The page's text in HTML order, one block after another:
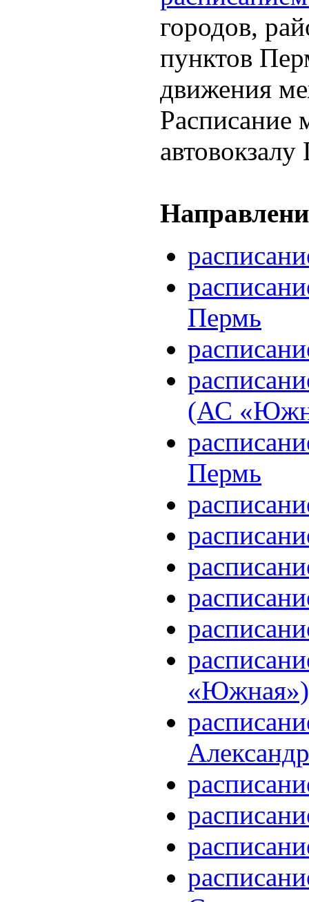
городов,
пунктов
движения
Расписание
Пермь
(АС
Пермь
«Южная»)